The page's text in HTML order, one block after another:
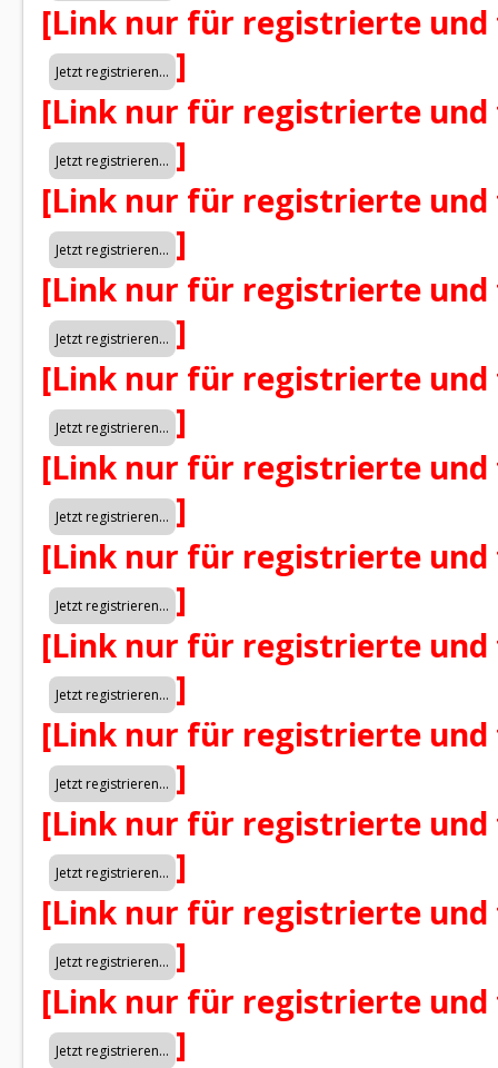
[Link nur für registrierte
]
[Link nur für registrierte
]
[Link nur für registrierte
]
[Link nur für registrierte
]
[Link nur für registrierte
]
[Link nur für registrierte
]
[Link nur für registrierte
]
[Link nur für registrierte
]
[Link nur für registrierte
]
[Link nur für registrierte
]
[Link nur für registrierte
]
[Link nur für registrierte
]